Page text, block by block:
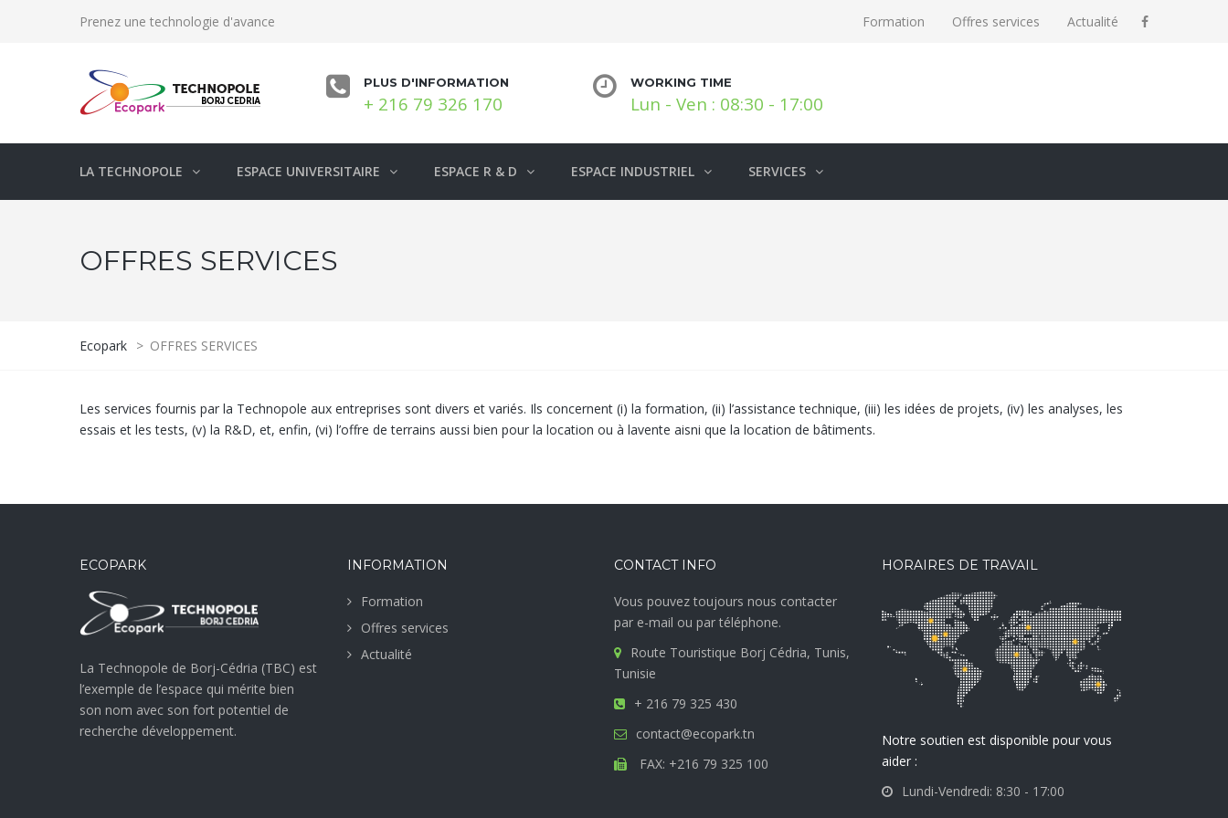
Prenez une technologie d'avance Formation Offres services Actualité
PLUS D'INFORMATION
+ 216 79 326 170
WORKING TIME
Lun - Ven : 08:30 - 17:00
LA TECHNOPOLE ESPACE UNIVERSITAIRE ESPACE R & D ESPACE INDUSTRIEL SERVICES
OFFRES SERVICES
Ecopark > OFFRES SERVICES
Les services fournis par la Technopole aux entreprises sont divers et variés. Ils concernent (i) la formation, (ii) l’assistance technique, (iii) les idées de projets, (iv) les analyses, les
essais et les tests, (v) la R&D, et, enfin, (vi) l’offre de terrains aussi bien pour la location ou à lavente aisni que la location de bâtiments.
ECOPARK
La Technopole de Borj-Cédria (TBC) est
l’exemple de l’espace qui mérite bien
son nom avec son fort potentiel de
recherche développement.
INFORMATION
Formation
Offres services
Actualité
CONTACT INFO
Vous pouvez toujours nous contacter
par e-mail ou par téléphone.
Route Touristique Borj Cédria, Tunis,
Tunisie
+ 216 79 325 430
contact@ecopark.tn
FAX: +216 79 325 100
HORAIRES DE TRAVAIL
Notre soutien est disponible pour vous
aider :
Lundi-Vendredi: 8:30 - 17:00